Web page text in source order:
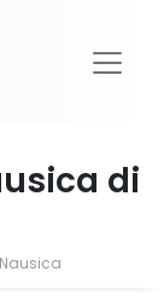
di
Nausica